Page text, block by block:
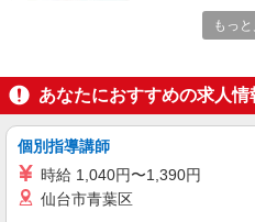
通費全支給(ガソ
前橋市江木
キープ
派遣社員
株式会社kotrio /●TK-H-1197084
＜前橋駅＞キ
もっ
あなたにおすすめの求人情
個別指導講師
時給 1,040円〜1,390円
仙台市青葉区